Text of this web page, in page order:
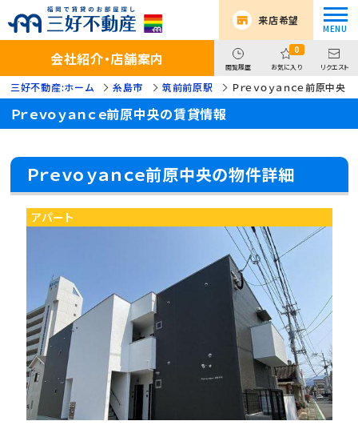
来店希望
会社紹介・店舗案内 閲覧履歴
0
お気に入り リクエスト
三好不動産:ホーム 糸島市 筑前前原駅 Ｐｒｅｖｏｙａｎｃｅ前原中央
Ｐｒｅｖｏｙａｎｃｅ前原中央の賃貸情報
Ｐｒｅｖｏｙａｎｃｅ前原中央の物件詳細
アパート